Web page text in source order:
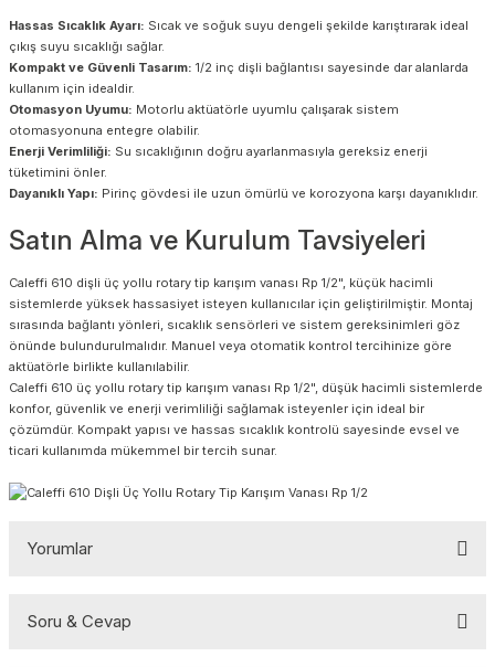
Hassas Sıcaklık Ayarı: Sıcak ve soğuk suyu dengeli şekilde karıştırarak ideal
çıkış suyu sıcaklığı sağlar.
Kompakt ve Güvenli Tasarım: 1/2 inç dişli bağlantısı sayesinde dar alanlarda
kullanım için idealdir.
Otomasyon Uyumu: Motorlu aktüatörle uyumlu çalışarak sistem
otomasyonuna entegre olabilir.
Enerji Verimliliği: Su sıcaklığının doğru ayarlanmasıyla gereksiz enerji
tüketimini önler.
Dayanıklı Yapı: Pirinç gövdesi ile uzun ömürlü ve korozyona karşı dayanıklıdır.
Satın Alma ve Kurulum Tavsiyeleri
Caleffi 610 dişli üç yollu rotary tip karışım vanası Rp 1/2", küçük hacimli
sistemlerde yüksek hassasiyet isteyen kullanıcılar için geliştirilmiştir. Montaj
sırasında bağlantı yönleri, sıcaklık sensörleri ve sistem gereksinimleri göz
önünde bulundurulmalıdır. Manuel veya otomatik kontrol tercihinize göre
aktüatörle birlikte kullanılabilir.
Caleffi 610 üç yollu rotary tip karışım vanası Rp 1/2", düşük hacimli sistemlerde
konfor, güvenlik ve enerji verimliliği sağlamak isteyenler için ideal bir
çözümdür. Kompakt yapısı ve hassas sıcaklık kontrolü sayesinde evsel ve
ticari kullanımda mükemmel bir tercih sunar.
Yorumlar
Soru & Cevap